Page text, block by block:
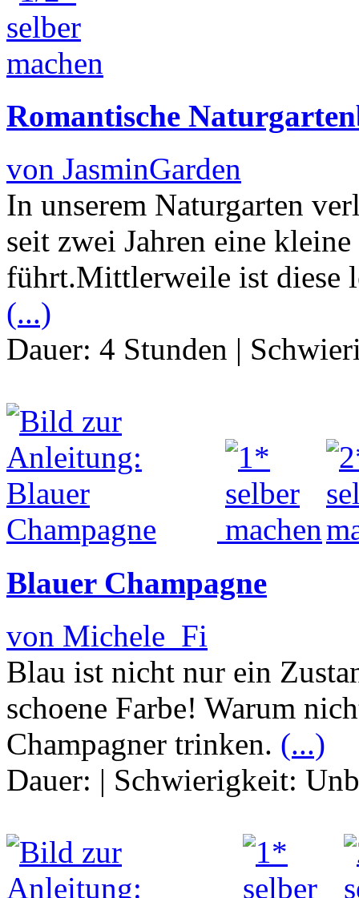
Romantische
von JasminGarden
In unserem Naturgarten
seit zwei Jahren eine
führt.Mittlerweile ist diese
(...)
Dauer: 4 Stunden |
Blauer Champagne
von Michele_Fi
Blau ist nicht nur ein
schoene Farbe! Warum
Champagner trinken. (...)
Dauer: | Schwierigkeit: